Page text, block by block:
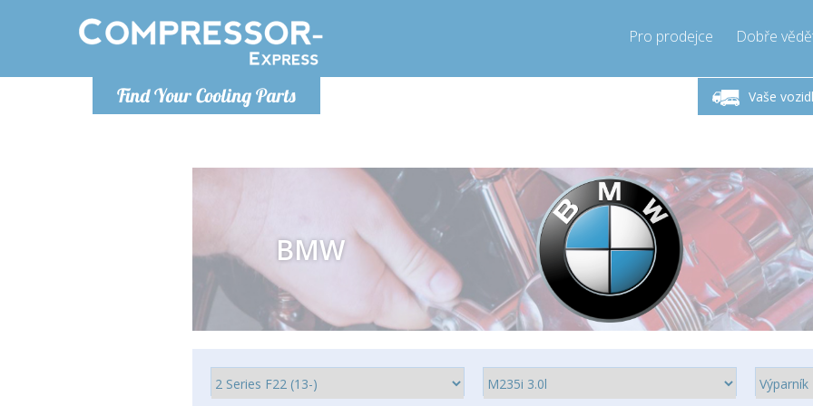
Find Your Cooling Parts
Pro prodejce Dobře
Vaše
Pondělí-Pátek 9-17h
Zavolejte teď!
+421905357897
BMW